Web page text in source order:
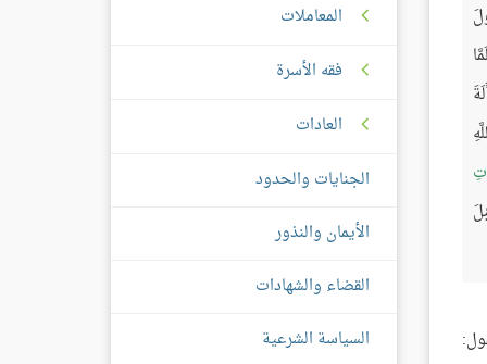
المعاملات
فقه الأسرة
العادات
الجنايات والحدود
الأيمان والنذور
القضاء والشهادات
السياسة الشرعية